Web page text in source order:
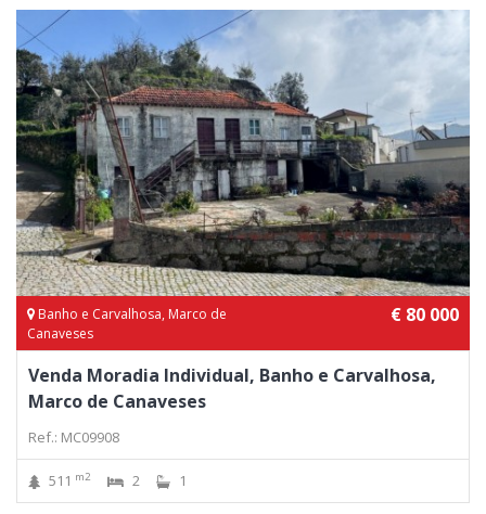
Banho e Carvalhosa, Marco de
Canaveses
€ 80 000
Venda Moradia Individual, Banho e Carvalhosa,
Marco de Canaveses
Ref.: MC09908
511 m2 2 1